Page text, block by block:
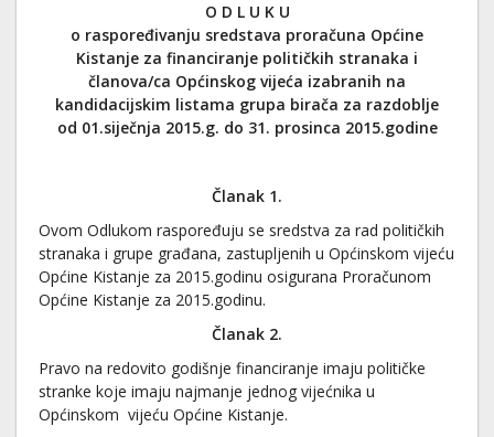
O D L U K U
o raspoređivanju sredstava proračuna Općine
Kistanje za financiranje političkih stranaka i
članova/ca Općinskog vijeća izabranih na
kandidacijskim listama grupa birača za razdoblje
od 01.siječnja 2015.g. do 31. prosinca 2015.godine
Članak 1.
Ovom Odlukom raspoređuju se sredstva za rad političkih
stranaka i grupe građana, zastupljenih u Općinskom vijeću
Općine Kistanje za 2015.godinu osigurana Proračunom
Općine Kistanje za 2015.godinu.
Članak 2.
Pravo na redovito godišnje financiranje imaju političke
stranke koje imaju najmanje jednog vijećnika u
Općinskom vijeću Općine Kistanje.